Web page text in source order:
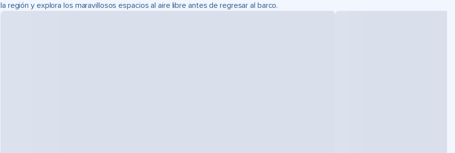
la región y explora los maravillosos espacios al aire libre antes de regresar al barco.